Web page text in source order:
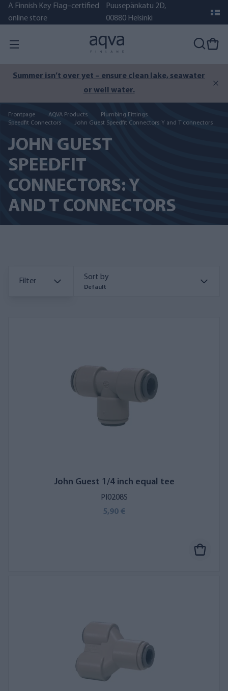
A Finnish Key Flag–certified
online store
Puusepänkatu 2D,
00880 Helsinki
Summer isn’t over yet – ensure clean lake, seawater
or well water.
Frontpage AQVA Products
Plumbing Fittings
Speedfit Connectors
John Guest Speedfit Connectors: Y and T connectors
JOHN GUEST
SPEEDFIT
CONNECTORS: Y
AND T CONNECTORS
Filter Sort by
Default
John Guest 1/4 inch equal tee
PI0208S
5,90 €